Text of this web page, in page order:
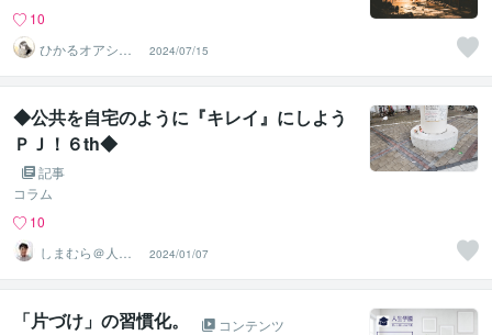
10
ひかるオアシス
ルーム＊LTreadi
ng
2024/07/15
◆公共を自宅のように『キレイ』にしよう
ＰＪ！６th◆
記事
コラム
10
しまむら＠人事
コンサルタント
2024/01/07
「片づけ」の習慣化。
コンテンツ